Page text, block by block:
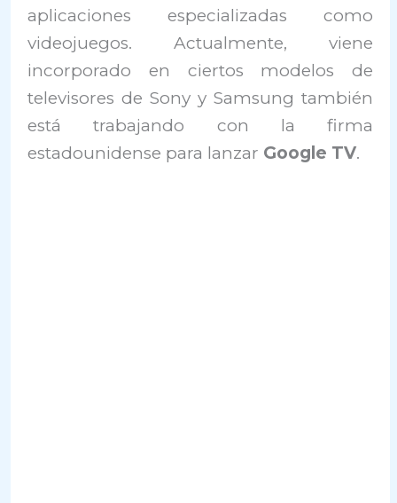
aplicaciones especializadas como
videojuegos. Actualmente, viene
incorporado en ciertos modelos de
televisores de Sony y Samsung también
está trabajando con la firma
estadounidense para lanzar Google TV.